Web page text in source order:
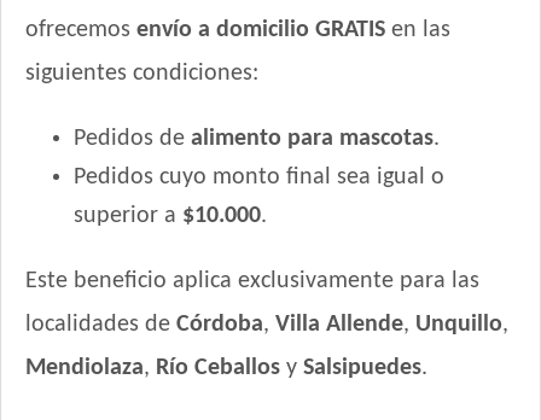
Vitalcan Complete Control de Peso
Vitalcan Complete Perro Adulto de Raza Mediana y Grande
Vitalcan Premium Perro Adulto Sabor Cordero
Vitalcan Premium Perro Adulto de Raza Pequeña
Vitalcan Premium Perro Adulto de Raza Pequeña Sabor
Vitalcan Therapy Canine Cardiac Health
Vitalcan Therapy Canine Gastrointestinal Aid
Vitalcan Therapy Canine Hypoallergenic Care
ofrecemos envío a domicilio GRATIS en las
siguientes condiciones:
Pedidos de alimento para mascotas.
Pedidos cuyo monto final sea igual o
superior a $10.000.
Este beneficio aplica exclusivamente para las
localidades de Córdoba, Villa Allende, Unquillo,
Mendiolaza, Río Ceballos y Salsipuedes.